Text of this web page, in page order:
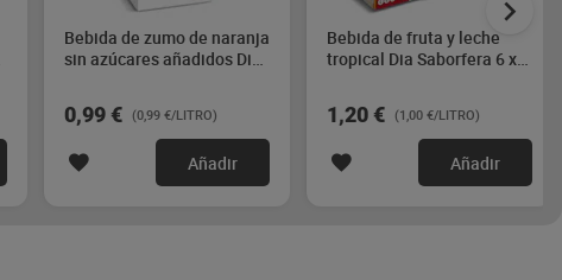
Bebida de zumo de naranja
sin azúcares añadidos Dia
0,99 € (0,99 €/LITRO)
Añadir
Bebida de fruta y leche
tropical Dia Saborfera 6 x
1,20 € (1,00 €/LITRO)
Añadir